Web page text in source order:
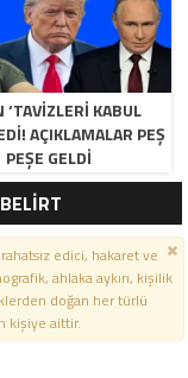
‘TAVIZLERI KABUL
AÇIKLAMALAR PEŞ
PEŞE GELDI
edici, hakaret ve
ahlaka aykırı, kişilik
doğan her türlü
kişiye aittir.